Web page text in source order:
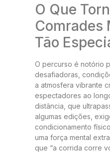
O Que
Comrades
Tão
O percurso é notório
desafiadoras,
a atmosfera vibrante
espectadores ao
distância, que
algumas edições,
condicionamento
uma força mental
que “a corrida corre